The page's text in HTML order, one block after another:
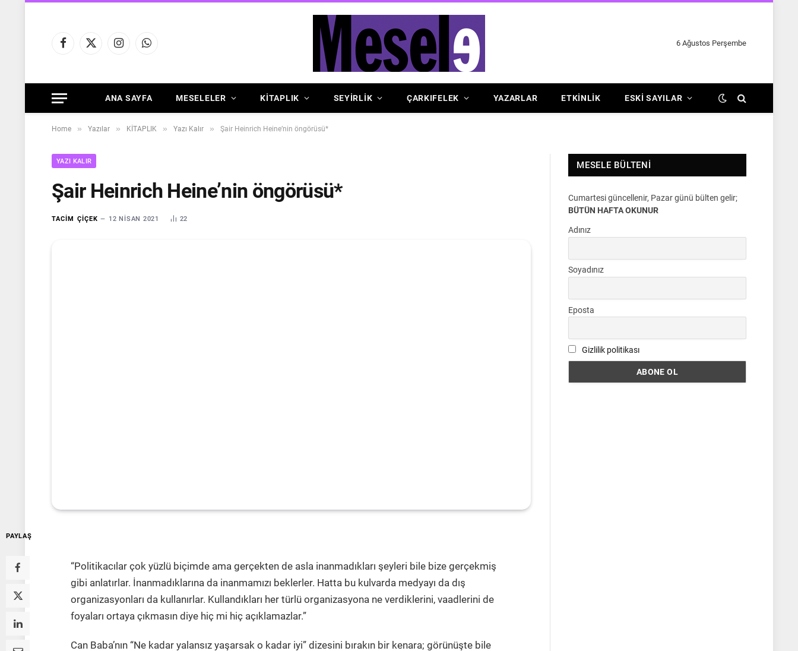
Facebook
X
InstagramWhatsApp
6 Ağustos Perşembe
ANA SAYFA MESELELER KİTAPLIK SEYİRLİK ÇARKIFELEK YAZARLAR ETKINLIK ESKI SAYILAR
Home » Yazılar » KİTAPLIK » Yazı Kalır » Şair Heinrich Heine’nin öngörüsü*
YAZI KALIR
Şair Heinrich Heine’nin öngörüsü*
TACIM ÇIÇEK 12 NISAN 2021 22
PAYLAŞ
“Politikacılar çok yüzlü biçimde ama gerçekten de asla inanmadıkları şeyleri bile bize gerçekmiş
gibi anlatırlar. İnanmadıklarına da inanmamızı beklerler. Hatta bu kulvarda medyayı da dış
organizasyonları da kullanırlar. Kullandıkları her türlü organizasyona ne verdiklerini, vaadlerini de
foyaları ortaya çıkmasın diye hiç mi hiç açıklamazlar.”
Can Baba’nın “Ne kadar yalansız yaşarsak o kadar iyi” dizesini bırakın bir kenara; görünüşte bile
MESELE BÜLTENI
Cumartesi güncellenir, Pazar günü bülten gelir;
BÜTÜN HAFTA OKUNUR
Adınız
Soyadınız
Eposta
Gizlilik politikası